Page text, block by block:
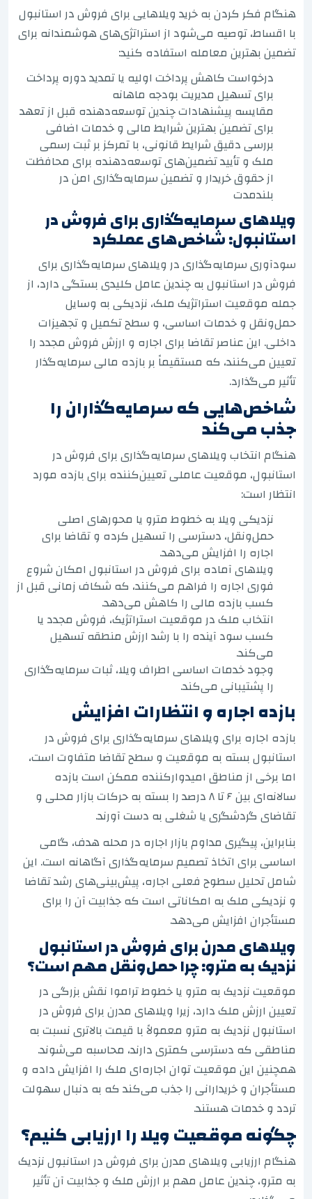
هنگام فکر کردن به خرید ویلاهایی برای فروش در استانبول
با اقساط، توصیه می‌شود از استراتژی‌های هوشمندانه برای
تضمین بهترین معامله استفاده کنید:
درخواست کاهش پرداخت اولیه یا تمدید دوره پرداخت
برای تسهیل مدیریت بودجه ماهانه
مقایسه پیشنهادات چندین توسعه‌دهنده قبل از تعهد
برای تضمین بهترین شرایط مالی و خدمات اضافی
بررسی دقیق شرایط قانونی، با تمرکز بر ثبت رسمی
ملک و تأیید تضمین‌های توسعه‌دهنده برای محافظت
از حقوق خریدار و تضمین سرمایه‌گذاری امن در
بلندمدت
ویلاهای سرمایه‌گذاری برای فروش در
استانبول: شاخص‌های عملکرد
سودآوری سرمایه‌گذاری در ویلاهای سرمایه‌گذاری برای
فروش در استانبول به چندین عامل کلیدی بستگی دارد، از
جمله موقعیت استراتژیک ملک، نزدیکی به وسایل
حمل‌ونقل و خدمات اساسی، و سطح تکمیل و تجهیزات
داخلی. این عناصر تقاضا برای اجاره و ارزش فروش مجدد را
تعیین می‌کنند، که مستقیماً بر بازده مالی سرمایه‌گذار
تأثیر می‌گذارد.
شاخص‌هایی که سرمایه‌گذاران را
جذب می‌کند
هنگام انتخاب ویلاهای سرمایه‌گذاری برای فروش در
استانبول، موقعیت عاملی تعیین‌کننده برای بازده مورد
انتظار است:
نزدیکی ویلا به خطوط مترو یا محورهای اصلی
حمل‌ونقل، دسترسی را تسهیل کرده و تقاضا برای
اجاره را افزایش می‌دهد.
ویلاهای آماده برای فروش در استانبول امکان شروع
فوری اجاره را فراهم می‌کنند، که شکاف زمانی قبل از
کسب بازده مالی را کاهش می‌دهد.
انتخاب ملک در موقعیت استراتژیک، فروش مجدد یا
کسب سود آینده را با رشد ارزش منطقه تسهیل
می‌کند.
وجود خدمات اساسی اطراف ویلا، ثبات سرمایه‌گذاری
را پشتیبانی می‌کند.
بازده اجاره و انتظارات افزایش
بازده اجاره برای ویلاهای سرمایه‌گذاری برای فروش در
استانبول بسته به موقعیت و سطح تقاضا متفاوت است،
اما برخی از مناطق امیدوارکننده ممکن است بازده
سالانه‌ای بین ۶ تا ۸ درصد را بسته به حرکات بازار محلی و
تقاضای گردشگری یا شغلی به دست آورند.
بنابراین، پیگیری مداوم بازار اجاره در محله هدف، گامی
اساسی برای اتخاذ تصمیم سرمایه‌گذاری آگاهانه است. این
شامل تحلیل سطوح فعلی اجاره، پیش‌بینی‌های رشد تقاضا
و نزدیکی ملک به امکاناتی است که جذابیت آن را برای
مستأجران افزایش می‌دهد.
ویلاهای مدرن برای فروش در استانبول
نزدیک به مترو: چرا حمل‌ونقل مهم است؟
موقعیت نزدیک به مترو یا خطوط تراموا نقش بزرگی در
تعیین ارزش ملک دارد، زیرا ویلاهای مدرن برای فروش در
استانبول نزدیک به مترو معمولاً با قیمت بالاتری نسبت به
مناطقی که دسترسی کمتری دارند، محاسبه می‌شوند.
همچنین این موقعیت توان اجاره‌ای ملک را افزایش داده و
مستأجران و خریدارانی را جذب می‌کند که به دنبال سهولت
تردد و خدمات هستند.
چگونه موقعیت ویلا را ارزیابی کنیم؟
هنگام ارزیابی ویلاهای مدرن برای فروش در استانبول نزدیک
به مترو، چندین عامل مهم بر ارزش ملک و جذابیت آن تأثیر